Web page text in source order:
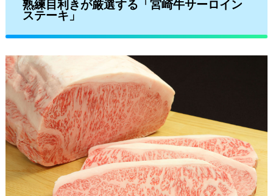
熟練目利きが厳選する「宮崎牛サーロイン
ステーキ」